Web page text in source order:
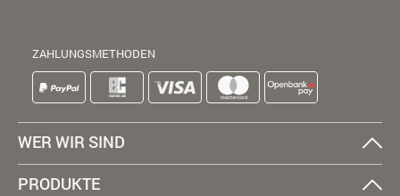
ZAHLUNGSMETHODEN
WER WIR SIND
PRODUKTE